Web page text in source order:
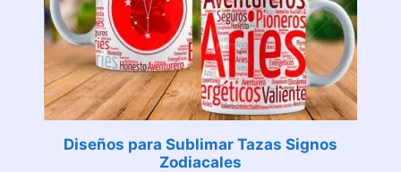
Diseños para Sublimar Tazas Signos
Zodiacales